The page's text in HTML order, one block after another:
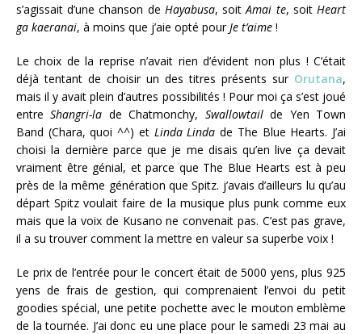
s’agissait d’une chanson de Hayabusa, soitAmai te, soitHeart
ga kaeranai, à moins que j’aie opté pourJe t’aime !
Le choix de la reprise n’avait rien d’évident non plus ! C’était
déjà tentant de choisir un des titres présents sur Orutana,
mais il y avait plein d’autres possibilités ! Pour moi ça s’est joué
entreShangri-la de Chatmonchy, Swallowtailde Yen Town
Band (Chara, quoi ^^) et Linda Linda de The Blue Hearts. J’ai
choisi la dernière parce que je me disais qu’en live ça devait
vraiment être génial, et parce que The Blue Hearts est à peu
près de la même génération que Spitz. j’avais d’ailleurs lu qu’au
départ Spitz voulait faire de la musique plus punk comme eux
mais que la voix de Kusano ne convenait pas. C’est pas grave,
il a su trouver comment la mettre en valeur sa superbe voix !
Le prix de l’entrée pour le concert était de 5000 yens, plus 925
yens de frais de gestion, qui comprenaient l’envoi du petit
goodies spécial, une petite pochette avec le mouton emblème
de la tournée. J’ai donc eu une place pour le samedi 23 mai au